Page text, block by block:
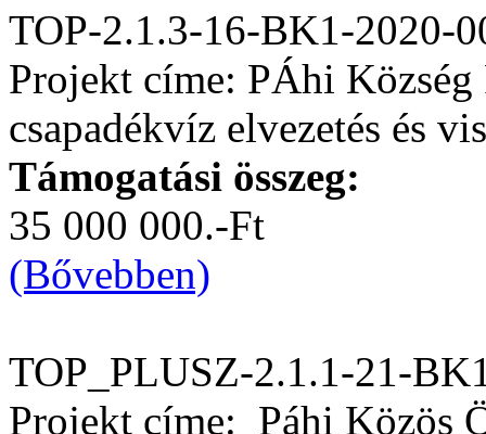
TOP-2.1.3-16-BK1-2020-
Projekt címe: PÁhi
csapadékvíz elvezetés és
Támogatási összeg:
35 000 000.-Ft
(Bővebben)
TOP_PLUSZ-2.1.1-21-
Projekt címe: Páhi Közös